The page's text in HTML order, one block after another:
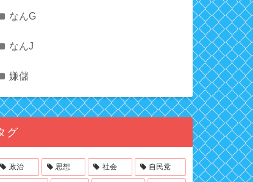
なんG
なんJ
嫌儲
グ
政治 思想 社会 自民党